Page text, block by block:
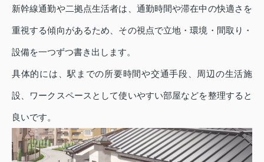
新幹線通勤や二拠点生活者は、通勤時間や滞在中の快適さを
重視する傾向があるため、その視点で立地・環境・間取り・
設備を一つずつ書き出します。
具体的には、駅までの所要時間や交通手段、周辺の生活施
設、ワークスペースとして使いやすい部屋などを整理すると
良いです。